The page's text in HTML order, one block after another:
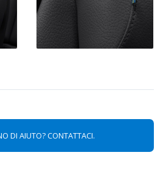
DI AIUTO? CONTATTACI.